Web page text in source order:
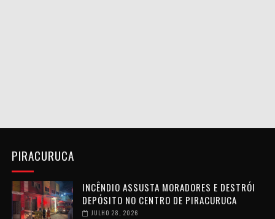
PIRACURUCA
INCÊNDIO ASSUSTA MORADORES E DESTRÓI
DEPÓSITO NO CENTRO DE PIRACURUCA
JULHO 28, 2026